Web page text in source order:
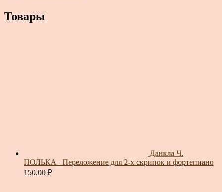
Товары
Данкла Ч.
ПОЛЬКА_ Переложение для 2-х скрипок и фортепиано
150.00 ₽